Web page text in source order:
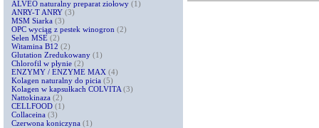
ALVEO naturalny preparat ziołowy (1)
ANRY-T ANRY (3)
MSM Siarka (3)
OPC wyciąg z pestek winogron (2)
Selen MSE (2)
Witamina B12 (2)
Glutation Zredukowany (1)
Chlorofil w płynie (2)
ENZYMY / ENZYME MAX (4)
Kolagen naturalny do picia (5)
Kolagen w kapsułkach COLVITA (3)
Nattokinaza (2)
CELLFOOD (1)
Collaceina (3)
Czerwona koniczyna (1)